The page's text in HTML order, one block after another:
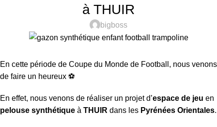
à THUIR
bigboss
En cette période de Coupe du Monde de Football, nous venons
de faire un heureux ⚽
En effet, nous venons de réaliser un projet d’espace de jeu en
pelouse synthétique à THUIR dans les Pyrénées Orientales.